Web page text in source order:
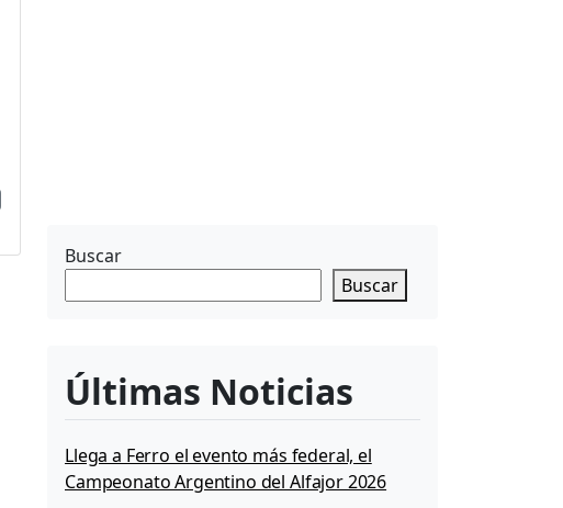
Buscar
Buscar
Últimas Noticias
Llega a Ferro el evento más federal, el
Campeonato Argentino del Alfajor 2026